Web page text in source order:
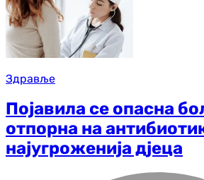
Здравље
Појавила се опасна
отпорна на
најугроженија дјеца